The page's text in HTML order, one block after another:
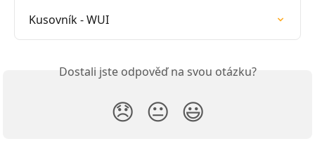
Kusovník - WUI
Dostali jste odpověď na svou otázku?
😞 😐 😃